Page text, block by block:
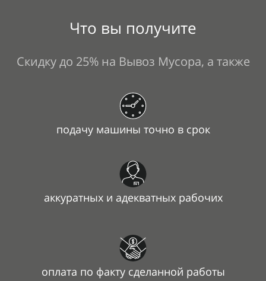
Что вы получите
Скидку до 25% на Вывоз Мусора, а также
подачу машины точно в срок
аккуратных и адекватных рабочих
оплата по факту сделанной работы